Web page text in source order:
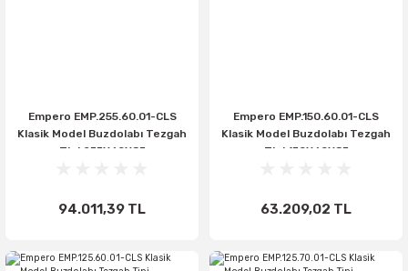
Empero EMP.255.60.01-CLS
Klasik Model Buzdolabı Tezgah
Tipi 255X60X85
94.011,39 TL
Empero EMP.150.60.01-CLS
Klasik Model Buzdolabı Tezgah
Tipi 150X60X85
63.209,02 TL